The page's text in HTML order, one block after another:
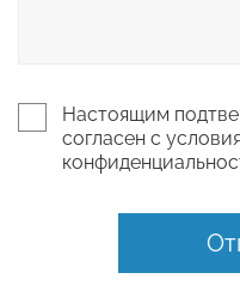
Настоящим
согласен с